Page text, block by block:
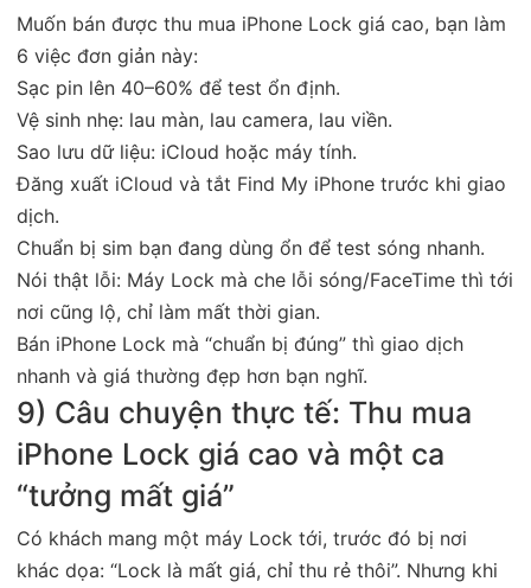
Muốn bán được thu mua iPhone Lock giá cao, bạn làm
6 việc đơn giản này:
Sạc pin lên 40–60% để test ổn định.
Vệ sinh nhẹ: lau màn, lau camera, lau viền.
Sao lưu dữ liệu: iCloud hoặc máy tính.
Đăng xuất iCloud và tắt Find My iPhone trước khi giao
dịch.
Chuẩn bị sim bạn đang dùng ổn để test sóng nhanh.
Nói thật lỗi: Máy Lock mà che lỗi sóng/FaceTime thì tới
nơi cũng lộ, chỉ làm mất thời gian.
Bán iPhone Lock mà “chuẩn bị đúng” thì giao dịch
nhanh và giá thường đẹp hơn bạn nghĩ.
9) Câu chuyện thực tế: Thu mua
iPhone Lock giá cao và một ca
“tưởng mất giá”
Có khách mang một máy Lock tới, trước đó bị nơi
khác dọa: “Lock là mất giá, chỉ thu rẻ thôi”. Nhưng khi